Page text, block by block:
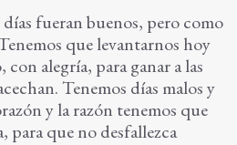
fueran buenos, pero como
que levantarnos hoy
alegría, para ganar a las
Tenemos días malos y
y la razón tenemos que
para que no desfallezca